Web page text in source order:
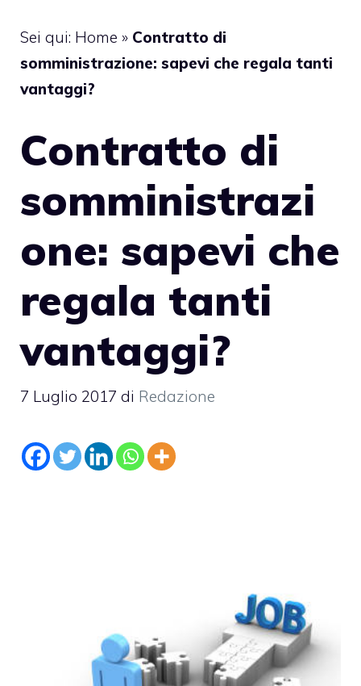
Sei qui: Home » Contratto di
somministrazione: sapevi che regala tanti
vantaggi?
Contratto di
somministrazi
one: sapevi che
regala tanti
vantaggi?
7 Luglio 2017 di Redazione